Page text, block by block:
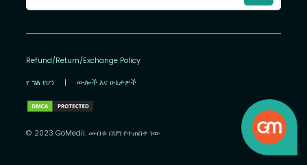
Refund/Return/Exchange Policy
የ ግል የሆነ | ውሎች እና ሁኔታዎች
© 2023 GoMedii. መብቱ በህግ የተጠበቀ ነው